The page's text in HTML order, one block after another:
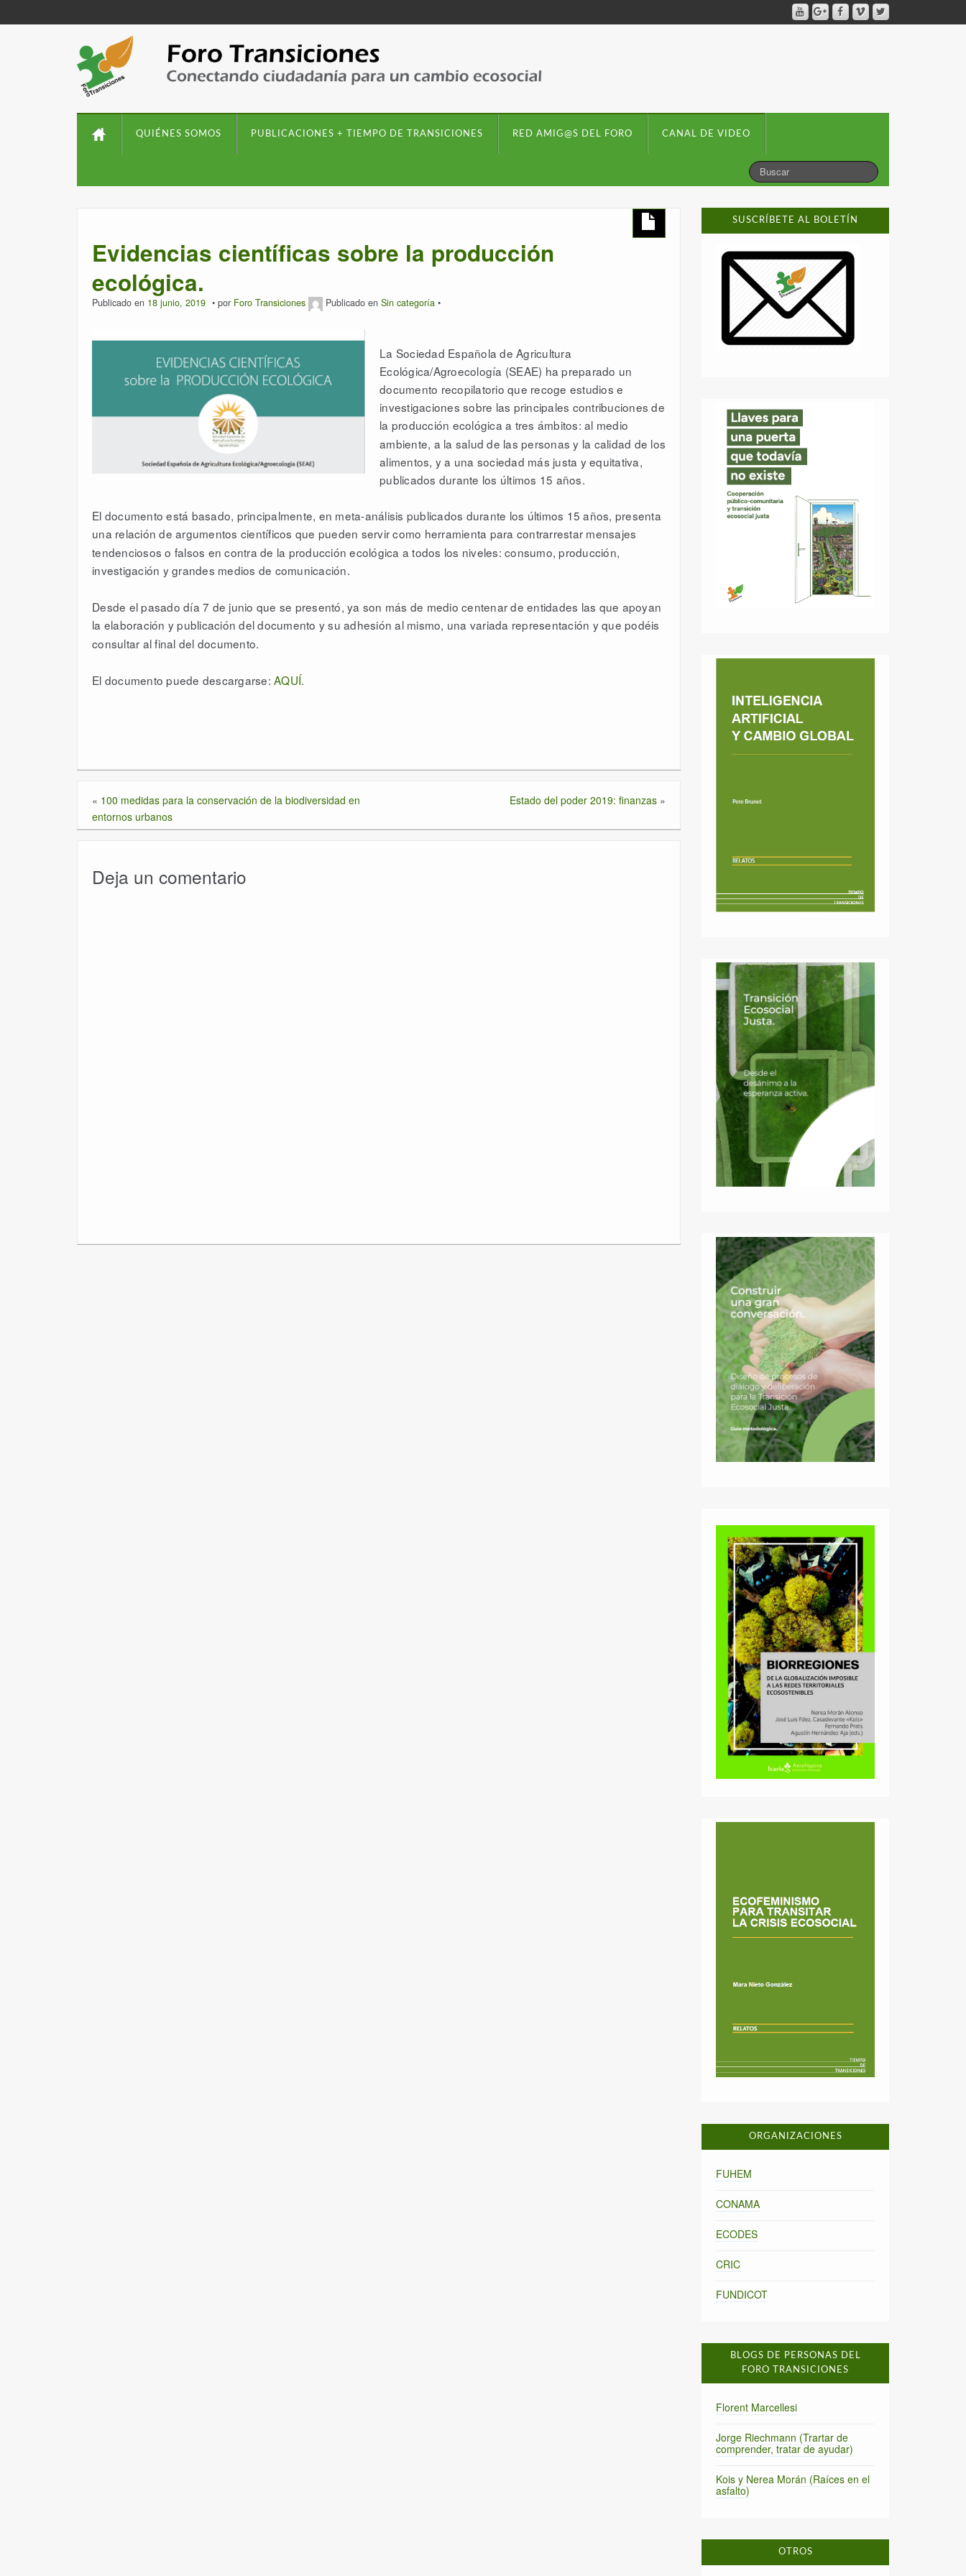
QUIÉNES SOMOS PUBLICACIONES + TIEMPO DE TRANSICIONES RED AMIG@S DEL FORO CANAL DE VIDEO
Evidencias científicas sobre la producción
ecológica.
Publicado en 18 junio, 2019 por Foro Transiciones Publicado en Sin categoría
La Sociedad Española de Agricultura
Ecológica/Agroecología (SEAE) ha preparado un
documento recopilatorio que recoge estudios e
investigaciones sobre las principales contribuciones de
la producción ecológica a tres ámbitos: al medio
ambiente, a la salud de las personas y la calidad de los
alimentos, y a una sociedad más justa y equitativa,
publicados durante los últimos 15 años.
El documento está basado, principalmente, en meta-análisis publicados durante los últimos 15 años, presenta
una relación de argumentos científicos que pueden servir como herramienta para contrarrestar mensajes
tendenciosos o falsos en contra de la producción ecológica a todos los niveles: consumo, producción,
investigación y grandes medios de comunicación.
Desde el pasado día 7 de junio que se presentó, ya son más de medio centenar de entidades las que apoyan
la elaboración y publicación del documento y su adhesión al mismo, una variada representación y que podéis
consultar al final del documento.
El documento puede descargarse: AQUÍ.
« 100 medidas para la conservación de la biodiversidad en
entornos urbanos
Estado del poder 2019: finanzas »
Deja un comentario
SUSCRÍBETE AL BOLETÍN
ORGANIZACIONES
FUHEM
CONAMA
ECODES
CRIC
FUNDICOT
BLOGS DE PERSONAS DEL
FORO TRANSICIONES
Florent Marcellesi
Jorge Riechmann (Trartar de
comprender, tratar de ayudar)
Kois y Nerea Morán (Raíces en el
asfalto)
OTROS